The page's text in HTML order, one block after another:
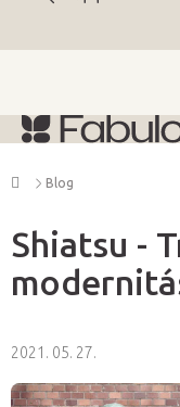
Kezdőlap
Blog
Shiatsu -
2021. 05. 27.